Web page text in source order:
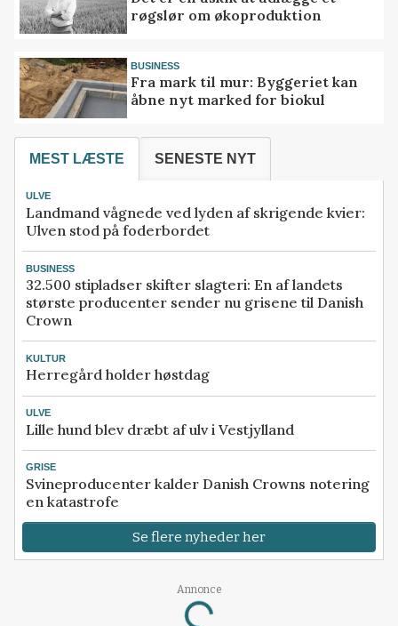
røgslør om økoproduktion
BUSINESS
Fra mark til mur: Byggeriet kan
åbne nyt marked for biokul
MEST LÆSTE SENESTE NYT
ULVE
Landmand vågnede ved lyden af skrigende kvier:
Ulven stod på foderbordet
BUSINESS
32.500 stipladser skifter slagteri: En af landets
største producenter sender nu grisene til Danish
Crown
KULTUR
Herregård holder høstdag
ULVE
Lille hund blev dræbt af ulv i Vestjylland
GRISE
Svineproducenter kalder Danish Crowns notering
en katastrofe
Se flere nyheder her
Annonce